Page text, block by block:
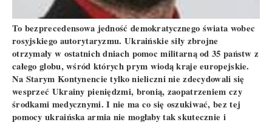
To bezprecedensowa jedność demokratycznego świata wobec
rosyjskiego autorytaryzmu. Ukraińskie siły zbrojne
otrzymały w ostatnich dniach pomoc militarną od 35 państw z
całego globu, wśród których prym wiodą kraje europejskie.
Na Starym Kontynencie tylko nieliczni nie zdecydowali się
wesprzeć Ukrainy pieniędzmi, bronią, zaopatrzeniem czy
środkami medycznymi. I nie ma co się oszukiwać, bez tej
pomocy ukraińska armia nie mogłaby tak skutecznie i